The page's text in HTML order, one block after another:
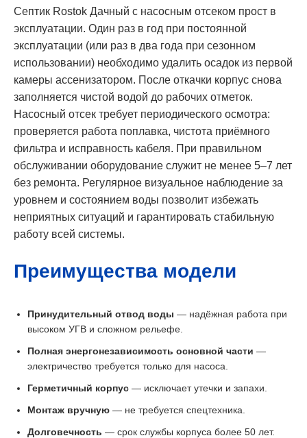
Септик Rostok Дачный с насосным отсеком прост в
эксплуатации. Один раз в год при постоянной
эксплуатации (или раз в два года при сезонном
использовании) необходимо удалить осадок из первой
камеры ассенизатором. После откачки корпус снова
заполняется чистой водой до рабочих отметок.
Насосный отсек требует периодического осмотра:
проверяется работа поплавка, чистота приёмного
фильтра и исправность кабеля. При правильном
обслуживании оборудование служит не менее 5–7 лет
без ремонта. Регулярное визуальное наблюдение за
уровнем и состоянием воды позволит избежать
неприятных ситуаций и гарантировать стабильную
работу всей системы.
Преимущества модели
Принудительный отвод воды — надёжная работа при
высоком УГВ и сложном рельефе.
Полная энергонезависимость основной части —
электричество требуется только для насоса.
Герметичный корпус — исключает утечки и запахи.
Монтаж вручную — не требуется спецтехника.
Долговечность — срок службы корпуса более 50 лет.